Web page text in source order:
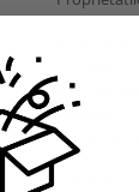
face
Cea mai
finisajul
aplicată
pensule,
Acrylic
alegere de